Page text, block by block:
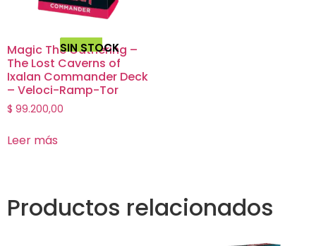
SIN STOCK
Magic The Gathering –
The Lost Caverns of
Ixalan Commander Deck
– Veloci-Ramp-Tor
$ 99.200,00
Leer más
Productos relacionados